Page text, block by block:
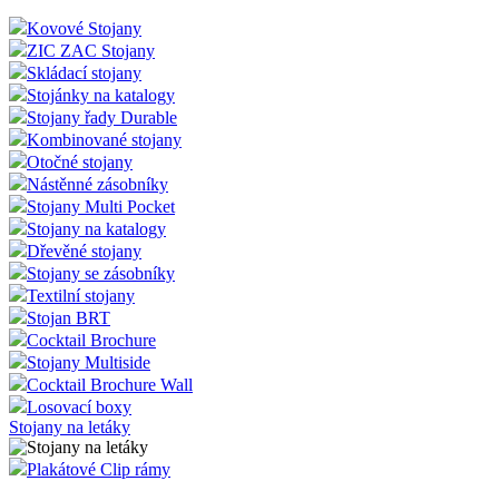
Kovové Stojany
ZIC ZAC Stojany
Skládací stojany
Stojánky na katalogy
Stojany řady Durable
Kombinované stojany
Otočné stojany
Nástěnné zásobníky
Stojany Multi Pocket
Stojany na katalogy
Dřevěné stojany
Stojany se zásobníky
Textilní stojany
Stojan BRT
Cocktail Brochure
Stojany Multiside
Cocktail Brochure Wall
Losovací boxy
Stojany na letáky
Plakátové Clip rámy